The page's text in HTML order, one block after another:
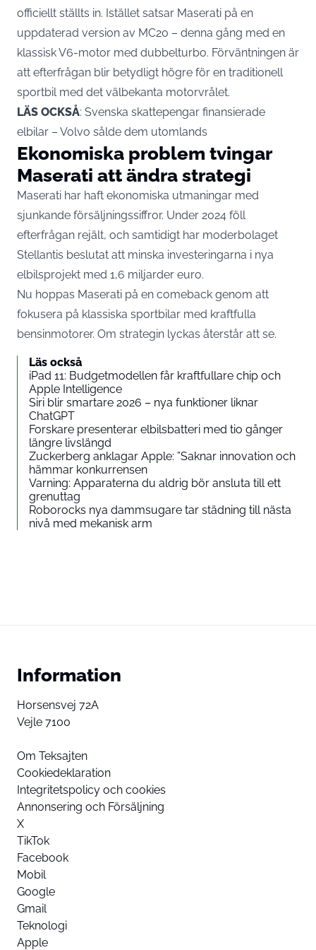
officiellt ställts in. Istället satsar Maserati på en
uppdaterad version av MC20 – denna gång med en
klassisk V6-motor med dubbelturbo. Förväntningen är
att efterfrågan blir betydligt högre för en traditionell
sportbil med det välbekanta motorvrålet.
LÄS OCKSÅ: Svenska skattepengar finansierade
elbilar – Volvo sålde dem utomlands
Ekonomiska problem tvingar
Maserati att ändra strategi
Maserati har haft ekonomiska utmaningar med
sjunkande försäljningssiffror. Under 2024 föll
efterfrågan rejält, och samtidigt har moderbolaget
Stellantis beslutat att minska investeringarna i nya
elbilsprojekt med 1,6 miljarder euro.
Nu hoppas Maserati på en comeback genom att
fokusera på klassiska sportbilar med kraftfulla
bensinmotorer. Om strategin lyckas återstår att se.
Läs också
iPad 11: Budgetmodellen får kraftfullare chip och
Apple Intelligence
Siri blir smartare 2026 – nya funktioner liknar
ChatGPT
Forskare presenterar elbilsbatteri med tio gånger
längre livslängd
Zuckerberg anklagar Apple: ”Saknar innovation och
hämmar konkurrensen
Varning: Apparaterna du aldrig bör ansluta till ett
grenuttag
Roborocks nya dammsugare tar städning till nästa
nivå med mekanisk arm
Information
Horsensvej 72A
Vejle 7100
Om Teksajten
Cookiedeklaration
Integritetspolicy och cookies
Annonsering och Försäljning
X
TikTok
Facebook
Mobil
Google
Gmail
Teknologi
Apple